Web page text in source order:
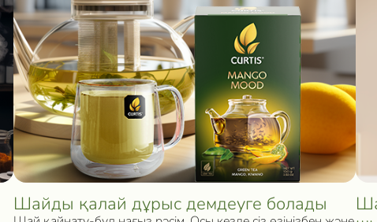
Шайды қалай дұрыс демдеуге болады